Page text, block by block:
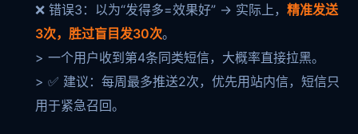
❌ 错误3：以为“发得多=效果好” → 实际上， 精准发送
3次，胜过盲目发30次。
> 一个用户收到第4条同类短信，大概率直接拉黑。
> ✅ 建议：每周最多推送2次，优先用站内信，短信只
用于紧急召回。